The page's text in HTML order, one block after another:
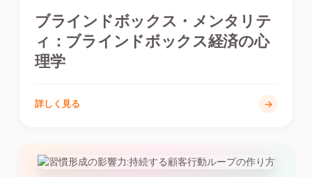
ブラインドボックス・メンタリテ
ィ：ブラインドボックス経済の心
理学
詳しく見る